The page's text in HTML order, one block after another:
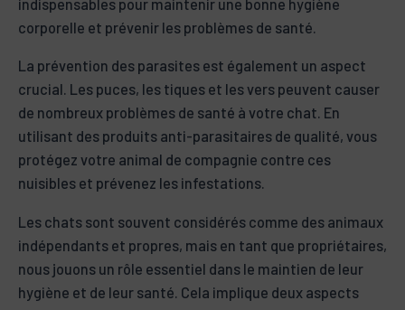
indispensables pour maintenir une bonne hygiène
corporelle et prévenir les problèmes de santé.
La prévention des parasites est également un aspect
crucial. Les puces, les tiques et les vers peuvent causer
de nombreux problèmes de santé à votre chat. En
utilisant des produits anti-parasitaires de qualité, vous
protégez votre animal de compagnie contre ces
nuisibles et prévenez les infestations.
Les chats sont souvent considérés comme des animaux
indépendants et propres, mais en tant que propriétaires,
nous jouons un rôle essentiel dans le maintien de leur
hygiène et de leur santé. Cela implique deux aspects